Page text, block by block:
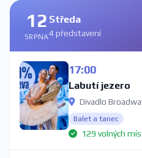
12
SRPNA
Středa
4 představení
17:00
Labutí jezero
Divadlo
Balet a tanec
129 volných